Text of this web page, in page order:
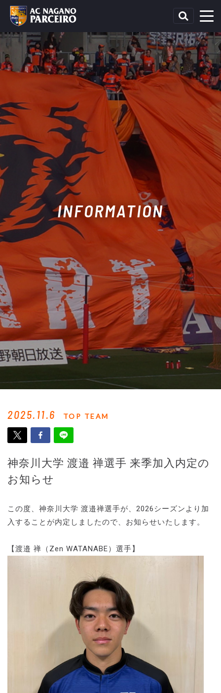
INFORMATION
2025.11.6 TOP TEAM
神奈川大学 渡邉 禅選手 来季加入内定の
お知らせ
この度、神奈川大学 渡邉禅選手が、2026シーズンより加
入することが内定しましたので、お知らせいたします。
【渡邉 禅（Zen WATANABE）選手】